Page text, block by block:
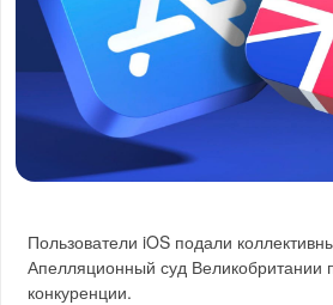
Пользователи iOS подали
Апелляционный суд Великобритании
конкуренции.